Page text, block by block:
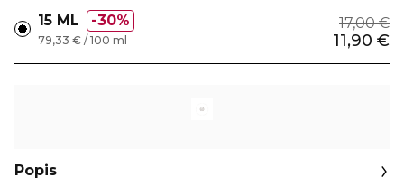
15 ML 30% 17,00 €
11,90 €
79,33 € / 100 ml
Popis